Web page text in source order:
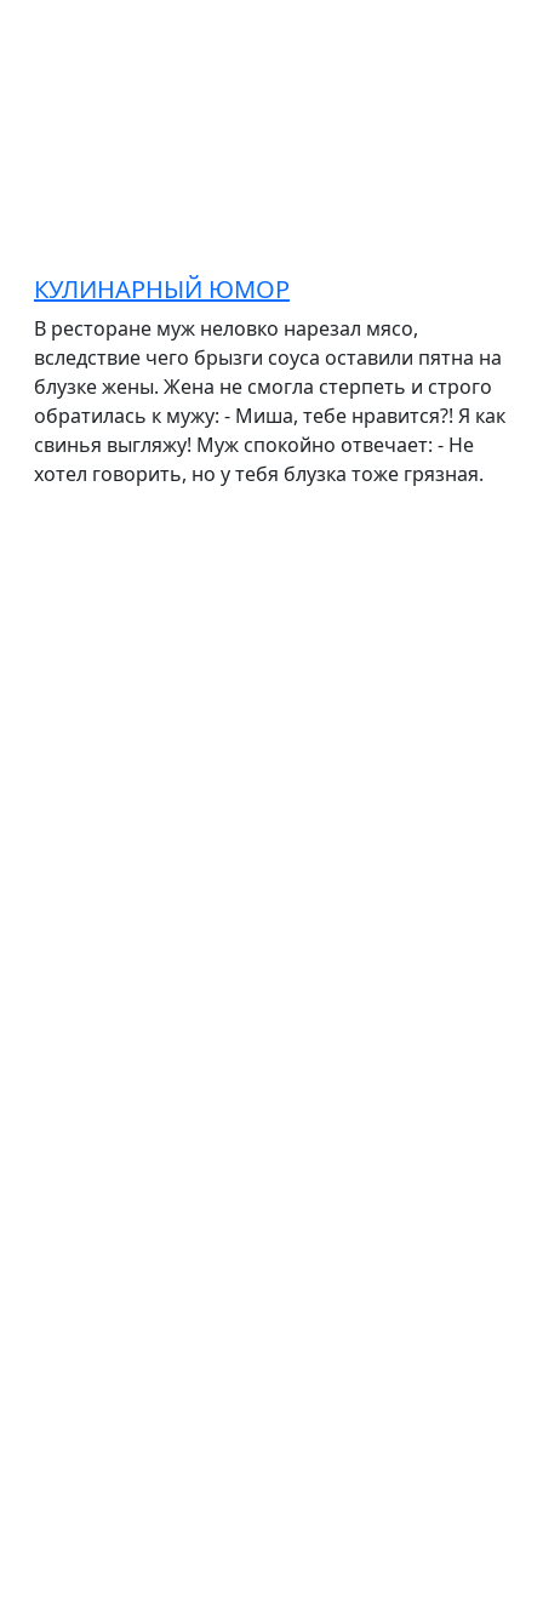
КУЛИНАРНЫЙ ЮМОР
В ресторане муж неловко нарезал мясо,
вследствие чего брызги соуса оставили пятна на
блузке жены. Жена не смогла стерпеть и строго
обратилась к мужу: - Миша, тебе нравится?! Я как
свинья выгляжу! Муж спокойно отвечает: - Не
хотел говорить, но у тебя блузка тоже грязная.